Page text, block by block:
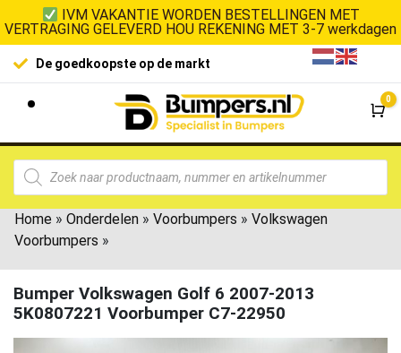
IVM VAKANTIE WORDEN BESTELLINGEN MET
VERTRAGING GELEVERD HOU REKENING MET 3-7 werkdagen
De goedkoopste op de markt
0
Home » Onderdelen » Voorbumpers » Volkswagen
Voorbumpers »
Bumper Volkswagen Golf 6 2007-2013
5K0807221 Voorbumper C7-22950